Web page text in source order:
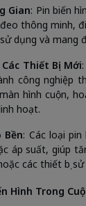
Gian: Pin biến
thông minh,
dụng và mang
Các Thiết Bị Mới
công nghiệp
hình cuộn,
hoạt.
Bền: Các loại
áp suất, giúp
các thiết bị
Hình Trong